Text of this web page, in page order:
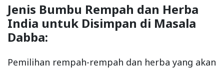
Jenis Bumbu Rempah dan Herba
India untuk Disimpan di Masala
Dabba:
Pemilihan rempah-rempah dan herba yang akan